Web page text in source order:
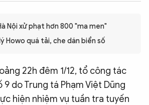
Nội xử phạt hơn 800 "ma men"
Howo quá tải, che dán biển số
22h đêm 1/12, tổ công tác
9 do Trung tá Phạm Việt Dũng
hiện nhiệm vụ tuần tra tuyến